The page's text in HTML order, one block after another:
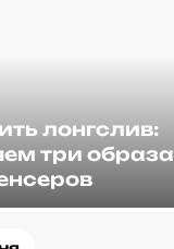
лонгслив:
три образа